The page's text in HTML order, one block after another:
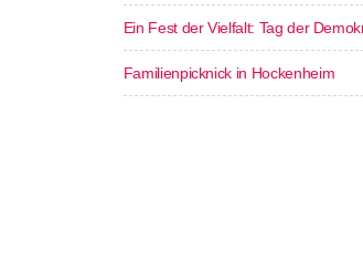
Ein Fest der Vielfalt: Tag der
Familienpicknick in Hockenheim